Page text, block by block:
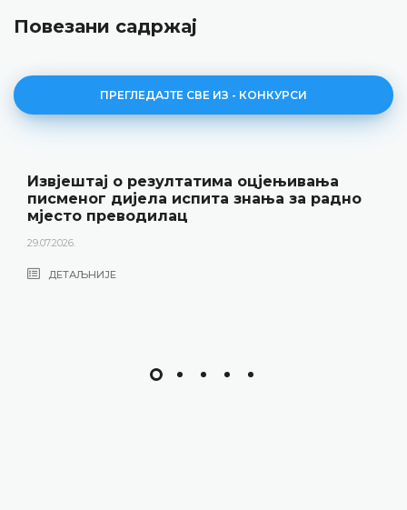
Повезани садржај
ПРЕГЛЕДАЈТЕ СВЕ ИЗ - КОНКУРСИ
Извјештај о резултатима оцјењивања
писменог дијела испита знања за радно
мјесто преводилац
29.07.2026.
ДЕТАЉНИЈЕ